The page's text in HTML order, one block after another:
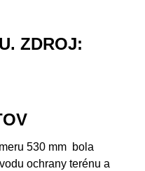
ZDROJ:
530 mm bola
ochrany terénu a